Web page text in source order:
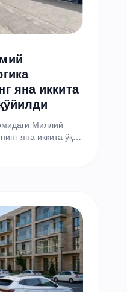
яна иккита
Миллий
яна иккита ўқув